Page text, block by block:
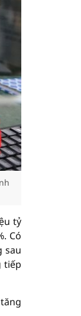
tỷ
Có
sau
tiếp